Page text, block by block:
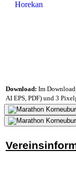
Download: Im
AI EPS, PDF) und 3